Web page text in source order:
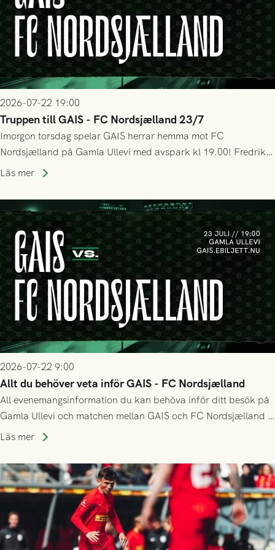
2026-07-22 19:00
Truppen till GAIS - FC Nordsjælland 23/7
Imorgon torsdag spelar GAIS herrar hemma mot FC
Nordsjælland på Gamla Ullevi med avspark kl 19.00! Fredrik
Holmberg och ledarstaben har tagit ut följande trupp till
Läs mer
2026-07-22 9:00
Allt du behöver veta inför GAIS - FC Nordsjælland
All evenemangsinformation du kan behöva inför ditt besök på
Gamla Ullevi och matchen mellan GAIS och FC Nordsjælland i
kvalet till Conference League! Avspark kl 19.00 på torsdag
Läs mer